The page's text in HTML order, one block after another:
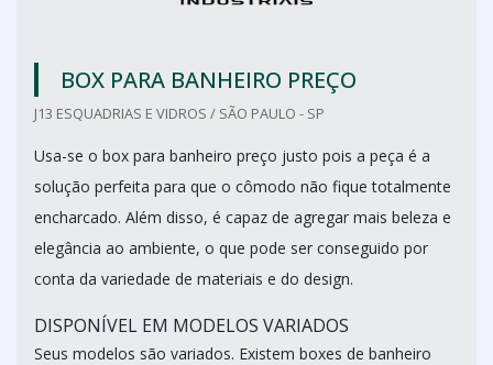
BOX PARA BANHEIRO PREÇO
J13 ESQUADRIAS E VIDROS / SÃO PAULO - SP
Usa-se o box para banheiro preço justo pois a peça é a
solução perfeita para que o cômodo não fique totalmente
encharcado. Além disso, é capaz de agregar mais beleza e
elegância ao ambiente, o que pode ser conseguido por
conta da variedade de materiais e do design.
DISPONÍVEL EM MODELOS VARIADOS
Seus modelos são variados. Existem boxes de banheiro